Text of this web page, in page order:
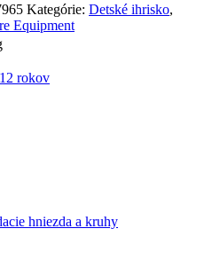
Kategórie: Detské ihrisko,
Equipment
rokov
hniezda a kruhy